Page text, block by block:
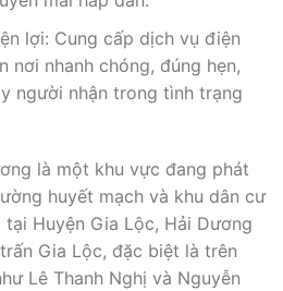
lợi: Cung cấp dịch vụ điện
nơi nhanh chóng, đúng hẹn,
người nhận trong tình trạng
là một khu vực đang phát
huyết mạch và khu dân cư
Huyện Gia Lộc, Hải Dương
Gia Lộc, đặc biệt là trên
Lê Thanh Nghị và Nguyễn